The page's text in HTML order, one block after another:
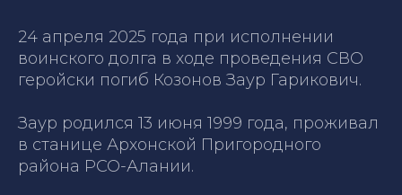
24 апреля 2025 года при исполнении
воинского долга в ходе проведения СВО
геройски погиб Козонов Заур Гарикович.
Заур родился 13 июня 1999 года, проживал
в станице Архонской Пригородного
района РСО-Алании.